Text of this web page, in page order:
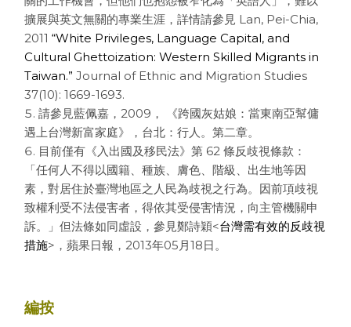
擴展與英文無關的專業生涯，詳情請參見 Lan, Pei-Chia,
2011“White Privileges, Language Capital, and
Cultural Ghettoization: Western Skilled Migrants in
Taiwan.” Journal of Ethnic and Migration Studies
37(10): 1669-1693.
請參見藍佩嘉，2009， 《跨國灰姑娘：當東南亞幫傭
遇上台灣新富家庭》，台北：行人。第二章。
目前僅有《入出國及移民法》第 62 條反歧視條款：
「任何人不得以國籍、種族、膚色、階級、出生地等因
素，對居住於臺灣地區之人民為歧視之行為。因前項歧視
致權利受不法侵害者，得依其受侵害情況，向主管機關申
訴。」但法條如同虛設，參見鄭詩穎<台灣需有效的反歧視
措施>，蘋果日報，2013年05月18日。
編按